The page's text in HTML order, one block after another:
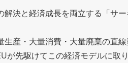
決と経済成長を両立する「サ
産・大量消費・大量廃棄の直
が先駆けてこの経済モデルに取